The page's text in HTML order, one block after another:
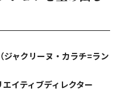
ジャクリーヌ・カラチ=ラン
エイティブディレクター